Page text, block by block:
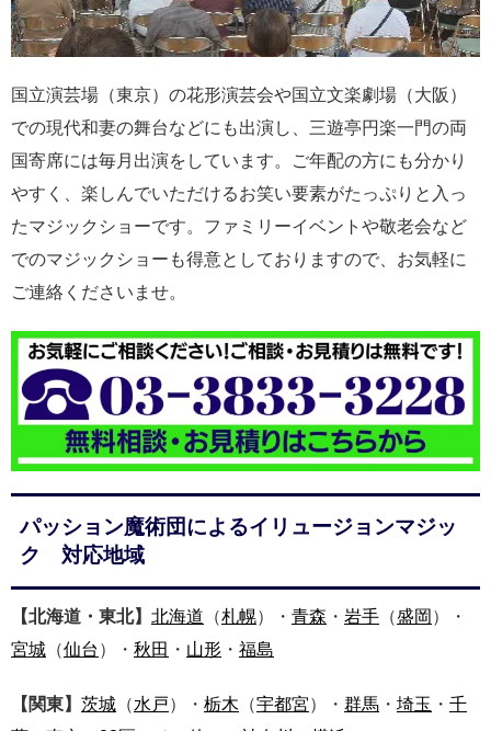
国立演芸場（東京）の花形演芸会や国立文楽劇場（大阪）
での現代和妻の舞台などにも出演し、三遊亭円楽一門の両
国寄席には毎月出演をしています。ご年配の方にも分かり
やすく、楽しんでいただけるお笑い要素がたっぷりと入っ
たマジックショーです。ファミリーイベントや敬老会など
でのマジックショーも得意としておりますので、お気軽に
ご連絡くださいませ。
パッション魔術団によるイリュージョンマジッ
ク 対応地域
【北海道・東北】 北海道 （札幌）・ 青森 ・ 岩手 （盛岡 ）・
宮城 （仙台 ）・ 秋田 ・ 山形 ・ 福島
【関東】 茨城 （水戸）・ 栃木 （宇都宮）・ 群馬 ・ 埼玉 ・ 千